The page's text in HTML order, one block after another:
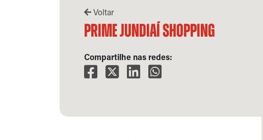
Voltar
Prime Jundiaí Shopping
Compartilhe nas redes: